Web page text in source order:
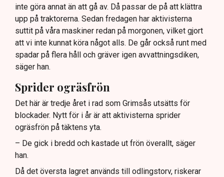
inte göra annat än att gå av. Då passar de på att klättra
upp på traktorerna. Sedan fredagen har aktivisterna
suttit på våra maskiner redan på morgonen, vilket gjort
att vi inte kunnat köra något alls. De går också runt med
spadar på flera håll och gräver igen avvattningsdiken,
säger han.
Sprider ogräsfrön
Det här är tredje året i rad som Grimsås utsätts för
blockader. Nytt för i år är att aktivisterna sprider
ogräsfrön på täktens yta.
– De gick i bredd och kastade ut frön överallt, säger
han.
Då det översta lagret används till odlingstorv, riskerar